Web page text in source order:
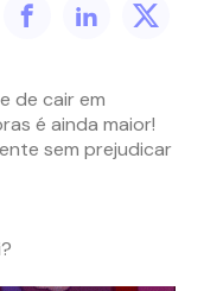
de cair em
é ainda maior!
sem prejudicar